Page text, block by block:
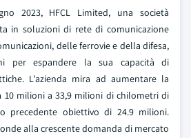
2023, HFCL Limited, una società
in soluzioni di rete di comunicazione
delle ferrovie e della difesa,
per espandere la sua capacità di
L'azienda mira ad aumentare la
10 milioni a 33,9 milioni di chilometri di
precedente obiettivo di 24.9 milioni.
alla crescente domanda di mercato